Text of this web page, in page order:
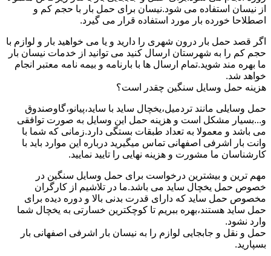
از نیسان استفاده می شود.نیسان برای حمل بار با حجم کم و
اصطلاحا خورده بار مورد استفاده قرار می گیرد.
اگر قصد حمل بار درون شهری را دارید و یا می خواهید بار و لوازم با
حجم کم را به شهرستان ارسال کنید می توانید از خدمات نیسان بار
ما بهره مند شوید.تمام ارسال ها با بارنامه و بیمه نامه معتبر انجام
خواهد شد.
هزینه حمل وسایل سنگین چقدر است؟
حمل وسایلی مانند تردمیل،یخچال ساید با ساید،پیانو،گاوصندوق
و...بسیار مشکل است و هزینه حمل این وسایل به صورت توافقی
می باشد و معمولا به تعداد طبقات بستگی دارد.زمانی که شما با
وانت بار اشرفی اصفهانی تماس میگیرید درباره این موارد باید با
کارشناسان ما مشورت و هزینه نهایی را تایید نمایید.
مهم ترین و بیشترین درخواست برای حمل وسایل سنگین در
خصوص حمل یخچال ساید می باشد.ما در تلاشیم از کارگران
مخصوص حمل ساید که دارای قدرت بدنی بالا و دوره دیده برای
حمل ساید هستند،بهره ببریم تا کوچکترین خسارتی به یخچال شما
وارد نشود.
حمل و نقل و جابجایی لوازم را به نیسان بار اشرفی اصفهانی بار
بسپارید.